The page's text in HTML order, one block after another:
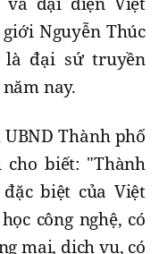
Nguyễn Thúc
là đại sứ truyền
nay.
Thành phố
cho biết: "Thành
biệt của Việt
công nghệ, có
mại, dịch vụ, có